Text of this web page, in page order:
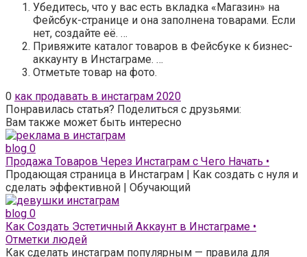
Убедитесь, что у вас есть вкладка «Магазин» на
Фейсбук-странице и она заполнена товарами. Если
нет, создайте её. …
Привяжите каталог товаров в Фейсбуке к бизнес-
аккаунту в Инстаграме. …
Отметьте товар на фото.
0 как продавать в инстаграм 2020
Понравилась статья? Поделиться с друзьями:
Вам также может быть интересно
blog 0
Продажа Товаров Через Инстаграм с Чего Начать •
Продающая страница в Инстаграм | Как создать с нуля и
сделать эффективной | Обучающий
blog 0
Как Создать Эстетичный Аккаунт в Инстаграме •
Отметки людей
Как сделать инстаграм популярным — правила для